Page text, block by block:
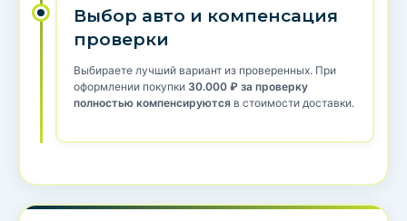
Выбор авто и компенсация
проверки
Выбираете лучший вариант из проверенных. При
оформлении покупки 30.000 ₽ за проверку
полностью компенсируются в стоимости доставки.